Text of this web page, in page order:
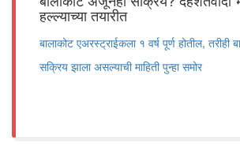
हल्ल्याच्या तयारीत
बालाकोट एअरस्ट्राईकला १ वर्ष पूर्ण होतील, तरीही
सक्रिय झाला असल्याची माहिती पुन्हा समोर